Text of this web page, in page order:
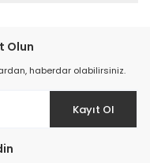
Olun
haberdar olabilirsiniz.
Kayıt Ol